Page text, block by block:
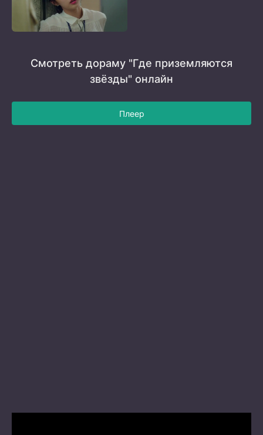
Смотреть дораму "Где приземляются
звёзды" онлайн
Плеер